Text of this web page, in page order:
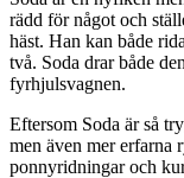
rädd för något och
häst. Han kan både
två. Soda drar både
fyrhjulsvagnen.
Eftersom Soda är så
men även mer erfarna
ponnyridningar och